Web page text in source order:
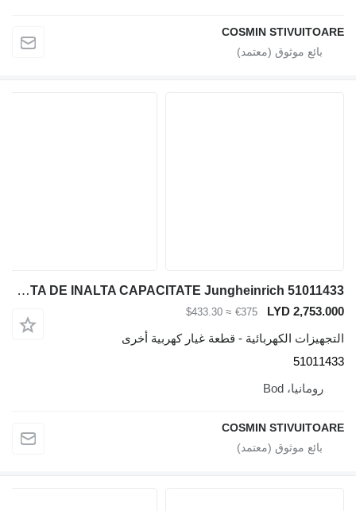
COSMIN STIVUITOARE
OPRIRE URGENTA DE INALTA CAPACITATE Jungheinrich 51011433 لـ المعدة المستخدمة في المستودع
LYD 2,753.000
€375
≈ $433.30
التجهيزات الكهربائية - قطعة غيار كهربية أخرى
51011433
رومانيا، Bod
COSMIN STIVUITOARE